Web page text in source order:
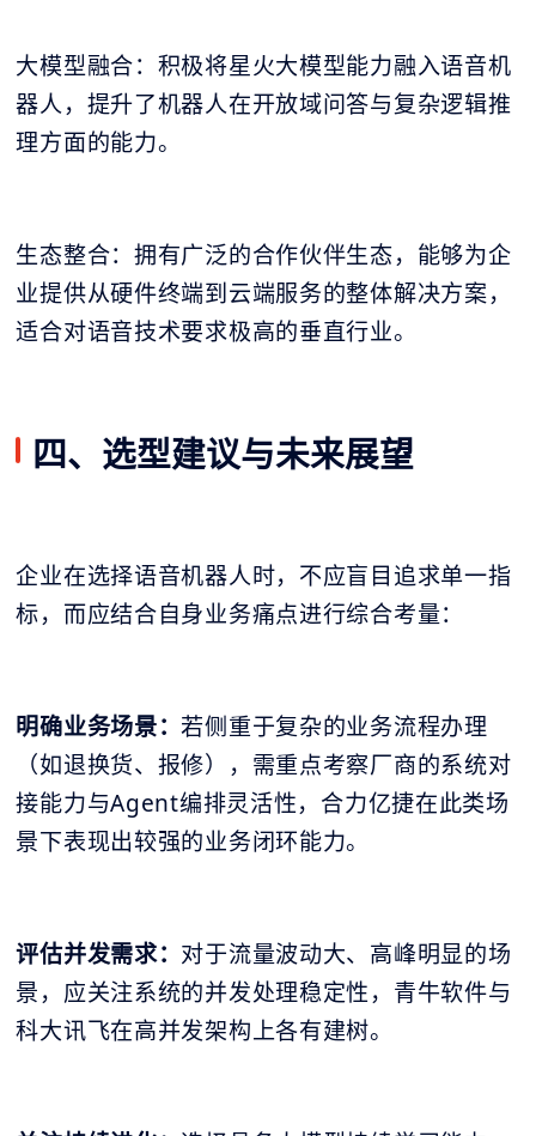
大模型融合：积极将星火大模型能力融入语音机
器人，提升了机器人在开放域问答与复杂逻辑推
理方面的能力。
生态整合：拥有广泛的合作伙伴生态，能够为企
业提供从硬件终端到云端服务的整体解决方案，
适合对语音技术要求极高的垂直行业。
四、选型建议与未来展望
企业在选择语音机器人时，不应盲目追求单一指
标，而应结合自身业务痛点进行综合考量：
明确业务场景：若侧重于复杂的业务流程办理
（如退换货、报修），需重点考察厂商的系统对
接能力与Agent编排灵活性，合力亿捷在此类场
景下表现出较强的业务闭环能力。
评估并发需求： 对于流量波动大、高峰明显的场
景，应关注系统的并发处理稳定性，青牛软件与
科大讯飞在高并发架构上各有建树。